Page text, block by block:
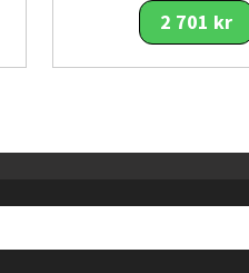
2 701 kr